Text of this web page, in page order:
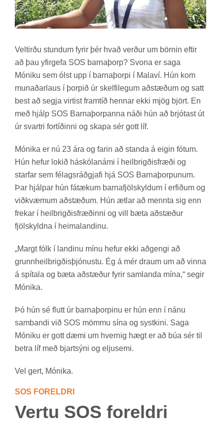
Velt­irðu stund­um fyr­ir þér hvað verð­ur um börn­in eft­ir
að þau yf­ir­gefa SOS barna­þorp? Svona er saga
Móniku sem ólst upp í barna­þorpi í Mala­ví. Hún kom
mun­að­ar­laus í þorp­ið úr skelfi­leg­um að­stæð­um og satt
best að segja virt­ist fram­tíð henn­ar ekki mjög björt. En
með hjálp SOS Barna­þorp­anna náði hún að brjót­ast út
úr svartri for­tíð­inni og skapa sér gott líf.
Mónika er nú 23 ára og far­in að standa á eig­in fót­um.
Hún hef­ur lok­ið há­skóla­námi í heil­brigð­is­fræði og
starfar sem fé­lags­ráð­gjafi hjá SOS Barna­þorp­un­um.
Þar hjálp­ar hún fá­tæk­um barna­fjöl­skyld­um í erf­ið­um og
við­kvæm­um að­stæð­um. Hún ætl­ar að mennta sig enn
frek­ar í heil­brigð­is­fræð­inni og vill bæta að­stæð­ur
fjöl­skyldna í heima­land­inu.
„Margt fólk í land­inu mínu hef­ur ekki að­gengi að
grunn­heil­brigð­is­þjón­ustu. Ég á mér draum um að vinna
á spít­ala og bæta að­stæð­ur fyr­ir samlanda mína,“ seg­ir
Mónika.
Þó hún sé flutt úr barna­þorp­inu er hún enn í nánu
sam­bandi við SOS mömmu sína og systkini. Saga
Móniku er gott dæmi um hvernig hægt er að búa sér til
betra líf með bjart­sýni og elju­semi.
Vel gert, Mónika.
SOS FOR­ELDRI
Vertu SOS for­eldri